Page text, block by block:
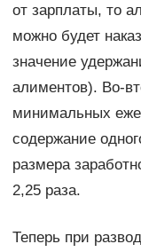
от зарплаты, то
можно будет
значение
алиментов). Во-
минимальных
содержание
размера
2,25 раза.
Теперь при